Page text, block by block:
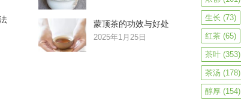
蒙顶茶的功效与好处
2025年1月25日
生长 (73)
红茶(65)
茶叶(353)
茶汤 (178)
醇厚(154)